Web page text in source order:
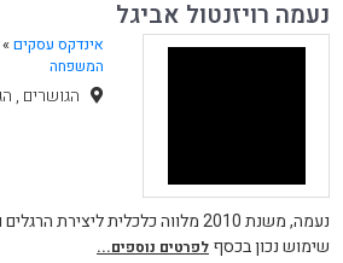
נעמה רויזנטול אביגל
אינדקס עסקים »
המשפחה
הגושרים ,
נעמה, משנת 2010 מלווה כלכלית
שימוש נכון בכסף לפרטים נוספים...